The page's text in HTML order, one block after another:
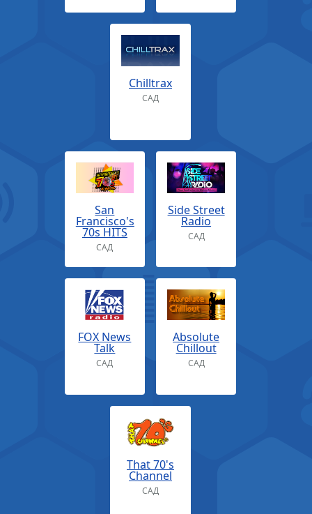
Chilltrax
САД
San
Francisco's
70s HITS
САД
Side Street
Radio
САД
FOX News
Talk
САД
Absolute
Chillout
САД
That 70's
Channel
САД